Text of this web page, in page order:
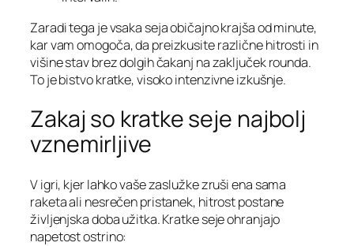
Zaradi tega je vsaka seja običajno krajša od minute,
kar vam omogoča, da preizkusite različne hitrosti in
višine stav brez dolgih čakanj na zaključek rounda.
To je bistvo kratke, visoko intenzivne izkušnje.
Zakaj so kratke seje najbolj
vznemirljive
V igri, kjer lahko vaše zaslužke zruši ena sama
raketa ali nesrečen pristanek, hitrost postane
življenjska doba užitka. Kratke seje ohranjajo
napetost ostrino: